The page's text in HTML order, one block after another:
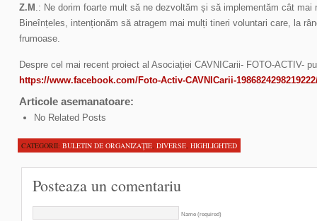
Z.M .: Ne dorim foarte mult să ne dezvoltăm și să implementăm cât mai
Bineînțeles, intenționăm să atragem mai mulți tineri voluntari care, la
frumoase.
Despre cel mai recent proiect al Asociației CAVNICarii- FOTO-ACTIV-
https://www.facebook.com/Foto-Activ-CAVNICarii-
Articole asemanatoare:
No Related Posts
CATEGORII: BULETIN DE ORGANIZAŢIE, DIVERSE, HIGHLIGHTED
Posteaza un comentariu
Name (required)